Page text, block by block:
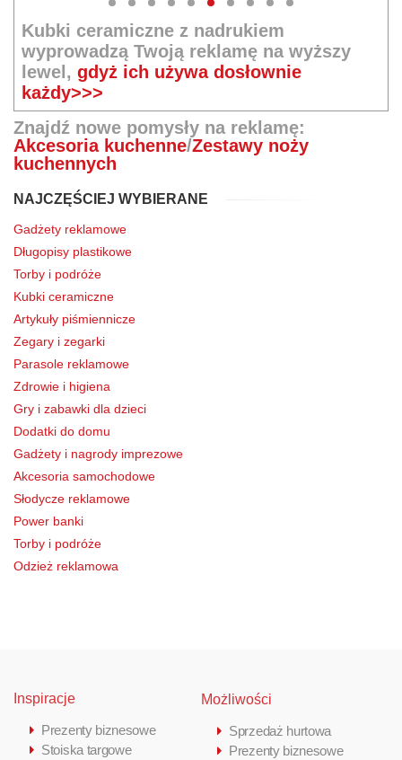
Kubki ceramiczne z nadrukiem
wyprowadzą Twoją reklamę na wyższy
lewel,gdyż ich używa dosłownie
każdy>>>
Znajdź nowe pomysły na reklamę:
Akcesoria kuchenne/Zestawy noży
kuchennych
NAJCZĘŚCIEJ WYBIERANE
Gadżety reklamowe
Długopisy plastikowe
Torby i podróże
Kubki ceramiczne
Artykuły piśmiennicze
Zegary i zegarki
Parasole reklamowe
Zdrowie i higiena
Gry i zabawki dla dzieci
Dodatki do domu
Gadżety i nagrody imprezowe
Akcesoria samochodowe
Słodycze reklamowe
Power banki
Torby i podróże
Odzież reklamowa
Inspiracje
Prezenty biznesowe
Stoiska targowe
Możliwości
Sprzedaż hurtowa
Prezenty biznesowe